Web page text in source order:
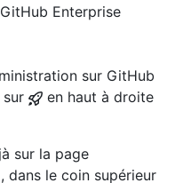
Enterprise
sur GitHub
sur
en haut à droite
sur la page
dans le coin supérieur